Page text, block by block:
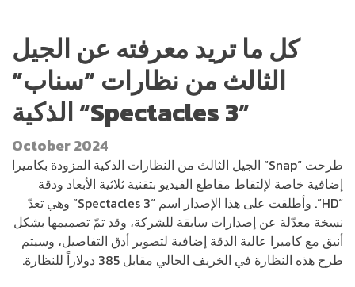
كل ما تريد معرفته عن الجيل
الثالث من نظارات “سناب”
الذكية “Spectacles 3”
October 2024
طرحت “Snap” الجيل الثالث من النظارات الذكية المزودة بكاميرا
إضافية خاصة لإلتقاط مقاطع الفيديو بتقنية ثلاثية الأبعاد ودقة
“HD”. وأطلقت على هذا الإصدار اسم “Spectacles 3” وهي تعدّ
نسخة معدّلة عن إصدارات سابقة للشركة، وقد تمّ تصميمها بشكل
أنيق مع كاميرا عالية الدقة إضافية لتصوير أدق التفاصيل، وسيتم
طرح هذه النظارة في الخريف الحالي مقابل 385 دولاراً للنظارة.